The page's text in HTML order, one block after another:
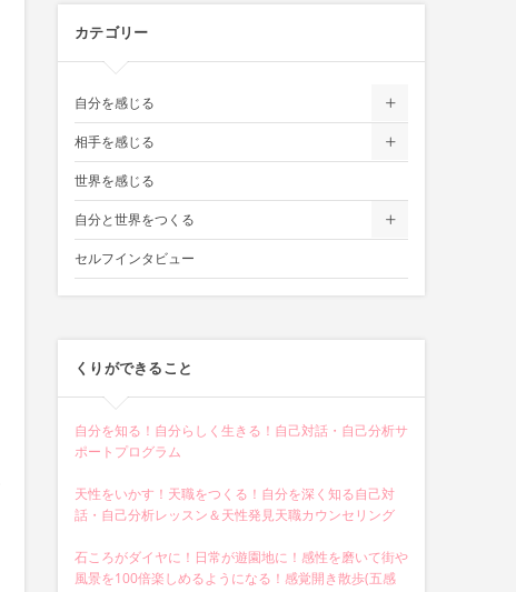
カテゴリー
自分を感じる
相手を感じる
世界を感じる
自分と世界をつくる
セルフインタビュー
くりができること
自分を知る！自分らしく生きる！自己対話・自己分析サ
ポートプログラム
天性をいかす！天職をつくる！自分を深く知る自己対
話・自己分析レッスン＆天性発見天職カウンセリング
石ころがダイヤに！日常が遊園地に！感性を磨いて街や
風景を100倍楽しめるようになる！感覚開き散歩(五感